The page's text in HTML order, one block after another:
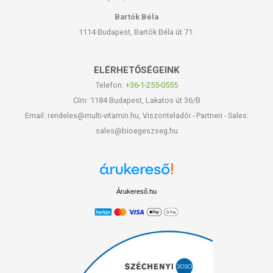
Bartók Béla
1114 Budapest, Bartók Béla út 71.
ELÉRHETŐSÉGEINK
Telefon: +36-1-255-0555
Cím: 1184 Budapest, Lakatos út 36/B
Email: rendeles@multi-vitamin.hu, Viszonteladói - Partneri - Sales:
sales@bioegeszseg.hu
Árukereső.hu